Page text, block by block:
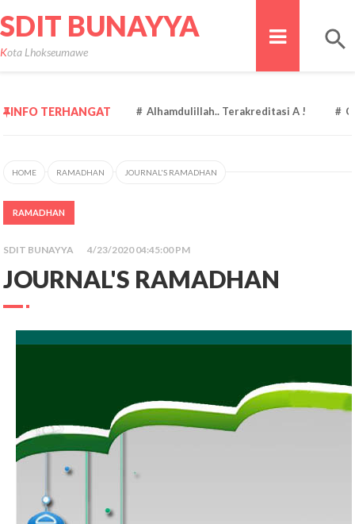
SDIT BUNAYYA
Kota Lhokseumawe
INFO TERHANGATAlhamdulillah.. Terakreditasi A !
HOME RAMADHAN JOURNAL'S RAMADHAN
RAMADHAN
SDIT BUNAYYA 4/23/2020 04:45:00 PM
JOURNAL'S RAMADHAN